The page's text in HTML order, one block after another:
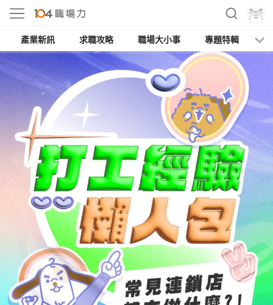
產業新訊 求職攻略 職場大小事 專題特輯